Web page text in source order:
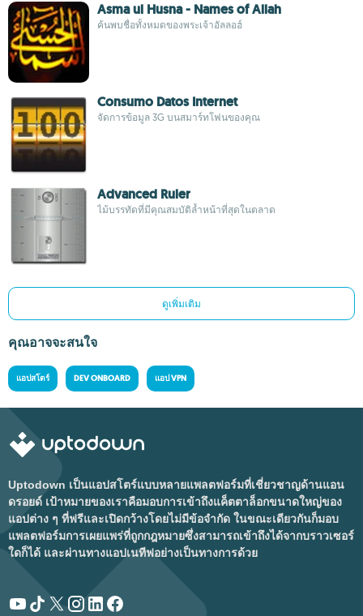
Asma ul Husna - Names of Allah
ค้นพบชื่อทั้งหมดของพระเจ้าอัลลอฮ์
Consumo Datos Internet
จัดการข้อมูล 3G บนสมาร์ทโฟนของคุณ
Advanced Ruler
ไม้บรรทัดที่มีคุณสมบัติล้ำหน้าที่สุดในตลาด
ดูเพิ่มเติม
คุณอาจจะสนใจ
แอปสโตร์ DEV ONBOARD แอป VPN
Uptodown เป็นแอปสโตร์แบบหลายแพลตฟอร์มที่เชี่ยวชาญด้านแอน
ดรอยด์ เป้าหมายของเราคือมอบการเข้าถึงแค็ตตาล็อกขนาดใหญ่ของ
แอปต่าง ๆ ที่ฟรีและเปิดกว้างโดยไม่มีข้อจำกัด ในขณะเดียวกันก็มอบ
แพลตฟอร์มการเผยแพร่ที่ถูกกฎหมายซึ่งสามารถเข้าถึงได้จากบราวเซอร์
ใดก็ได้ และผ่านทางแอปเนทีฟอย่างเป็นทางการด้วย